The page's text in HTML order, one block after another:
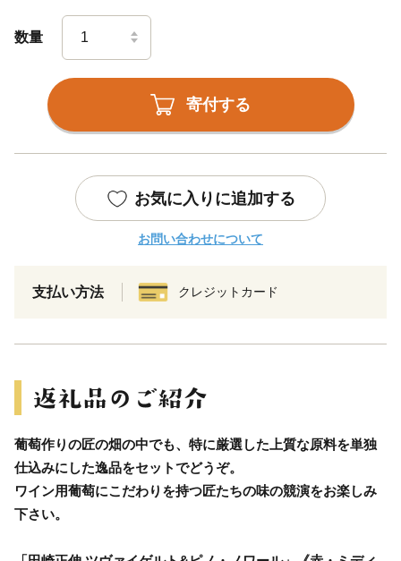
数量
寄付する
お気に入りに追加する
お問い合わせについて
支払い方法 クレジットカード
葡萄作りの匠の畑の中でも、特に厳選した上質な原料を単独
仕込みにした逸品をセットでどうぞ。
ワイン用葡萄にこだわりを持つ匠たちの味の競演をお楽しみ
下さい。